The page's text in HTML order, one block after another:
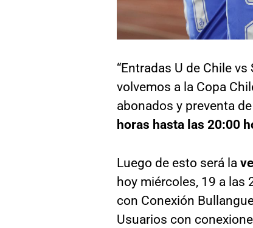
“Entradas U de Chile
volvemos a la Copa
abonados y preventa de
horas hasta las 20:00
Luego de esto será la
hoy miércoles, 19 a las
con Conexión
Usuarios con